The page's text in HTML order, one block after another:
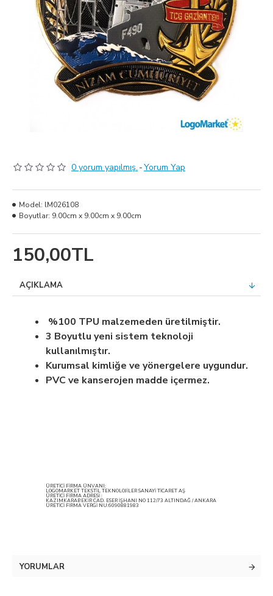
0 yorum yapılmış. -Yorum Yap
150,00TL
Model: lM026108
Boyutlar: 9.00cm x 9.00cm x 9.00cm
AÇIKLAMA
%100 TPU malzemeden üretilmiştir.
3 Boyutlu yeni sistem teknoloji
kullanılmıştır.
Kurumsal kimliğe ve yönergelere uygundur.
PVC ve kanserojen madde içermez.
ÜRETİCİ FİRMA ÜNVANI:
LOGOMARKET TEKSTİL TEKNOLOJİLER SANAYİ TİCARET AŞ
ÜRETİCİ FİRMA ADRESİ :
KAZIMKARABEKİR CAD. ESER İŞHANI NO 112/73 ALTINDAĞ / ANKARA
ÜRETİCİ FİRMA VERGİ NU:6090881983
YORUMLAR